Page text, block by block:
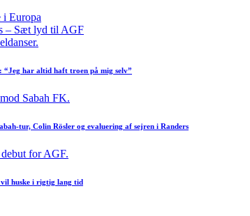
i Europa
– Sæt lyd til AGF
“Jeg har altid haft troen på mig selv”
tur, Colin Rösler og evaluering af sejren i Randers
huske i rigtig lang tid